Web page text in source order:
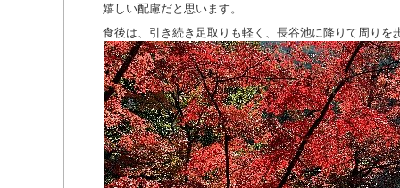
嬉しい配慮だと思います。
食後は、引き続き足取りも軽く、長谷池に降りて周りを